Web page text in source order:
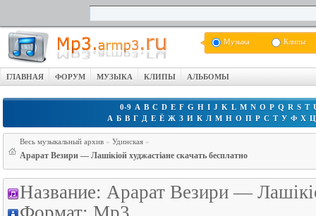
Музыка Клипы
ГЛАВНАЯ ФОРУМ МУЗЫКА КЛИПЫ АЛЬБОМЫ
0-9 A B C D E F G H I J K L M N O P Q R S T
А Б В Г Д Е Ё Ж З И К Л М Н О П Р С Т У Ф Х Ц
Весь музыкальный архив » Удинская »
Арарат Везири — Лашiкiой худжастiане скачать бесплатно
Название: Арарат Везири —